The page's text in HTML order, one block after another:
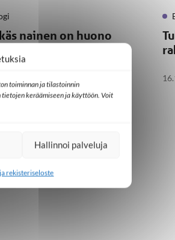
toiminnan ja tilastoinnin
keräämiseen ja käyttöön. Voit
Hallinnoi palveluja
rekisteriseloste
nainen on huono